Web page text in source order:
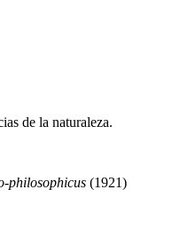
de la naturaleza.
philosophicus (1921)